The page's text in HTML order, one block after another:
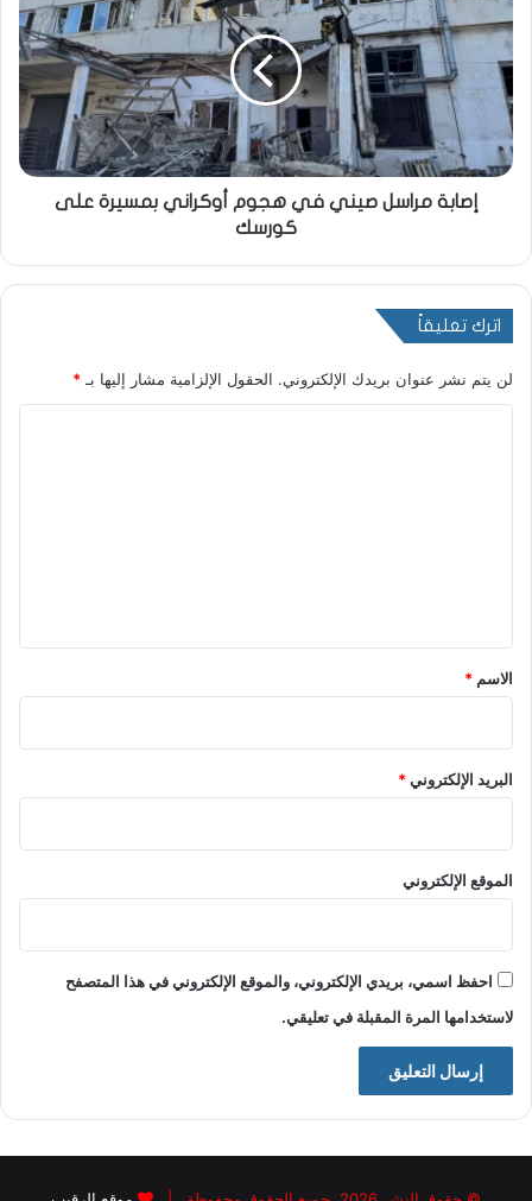
إصابة مراسل صيني في هجوم أوكراني بمسيرة على
كورسك
اترك تعليقاً
لن يتم نشر عنوان بريدك الإلكتروني. الحقول الإلزامية مشار إليها بـ *
*
الاسم *
البريد الإلكتروني*
الموقع الإلكتروني
احفظ اسمي، بريدي الإلكتروني، والموقع الإلكتروني في هذا المتصفح
لاستخدامها المرة المقبلة في تعليقي.